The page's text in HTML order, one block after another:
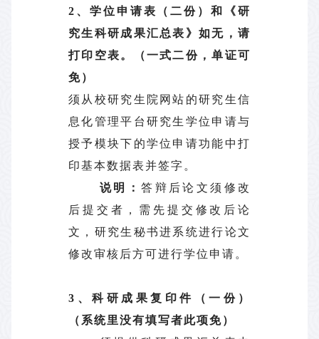
2 、学位申请表（二份）和《研
究生科研成果汇总表》如无，请
打印空表。（一式二份，单证可
免）
须从校研究生院网站的研究生信
息化管理平台研究生学位申请与
授予模块下的学位申请功能中打
印基本数据表并签字。
说明：答辩后论文须修改
后提交者，需先提交修改后论
文，研究生秘书进系统进行论文
修改审核后方可进行学位申请。
3 、科研成果复印件（一份）
（系统里没有填写者此项免）